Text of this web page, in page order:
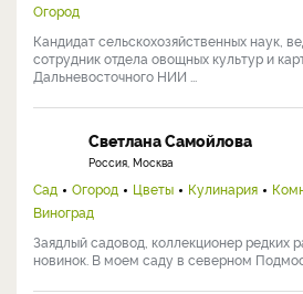
Огород
Кандидат сельскохозяйственных наук,
сотрудник отдела овощных культур и
Дальневосточного НИИ ...
Светлана Самойлова
Россия, Москва
Сад Огород Цветы Кулинария
Виноград
Заядлый садовод, коллекционер редких
новинок. В моем саду в северном